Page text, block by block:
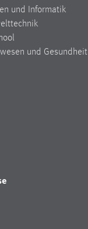
und Informatik
und Gesundheit